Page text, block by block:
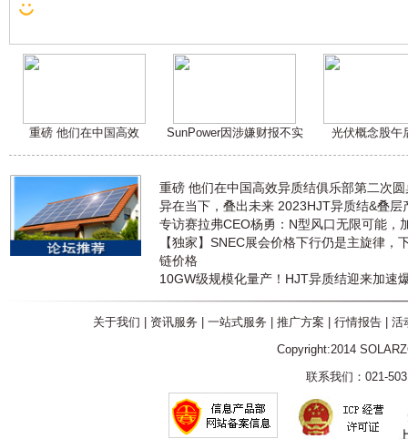
重磅 他们在中国高效 SunPower因涉嫌财报不实 光伏概念股午
重磅 他们在中国高效异质结俱乐部第二次
异在当下，叠出未来 2023HJT异质结&叠层
专访赛拉弗CEO杨勇：N型风口无限可能，
【独家】SNEC展会价格下行仍是主旋律，
链价格
10GW级规模化量产！HJT异质结迎来加速
关于我们 资讯服务 一站式服务 推广方案 行情报告| 活
Copyright:2014
联系我们：021-